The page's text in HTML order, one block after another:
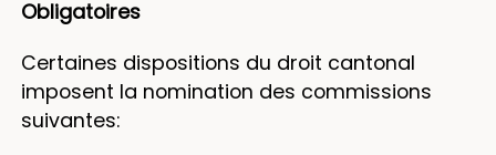
Obligatoires
Certaines dispositions du droit cantonal
imposent la nomination des commissions
suivantes: